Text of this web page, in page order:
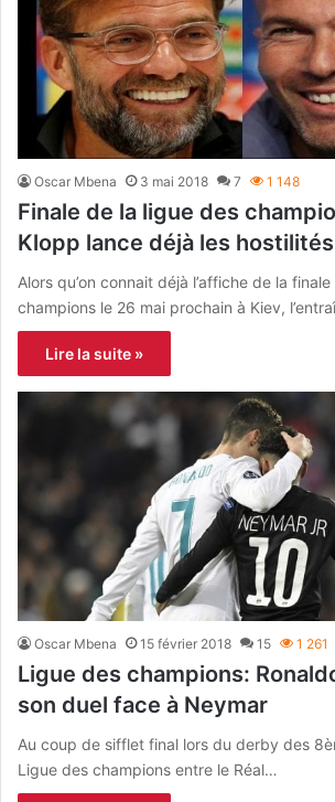
Oscar Mbena 3 mai 2018 7 1 148
Finale de la ligue des
Klopp lance déjà les hostilités
Alors qu’on connait déjà l’affiche de la
champions le 26 mai prochain à Kiev,
Lire la suite »
Oscar Mbena 15 février 2018 15 1 261
Ligue des champions:
son duel face à Neymar
Au coup de sifflet final lors du derby des
Ligue des champions entre le Réal…